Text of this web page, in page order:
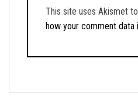
This site uses Akismet
how your comment data